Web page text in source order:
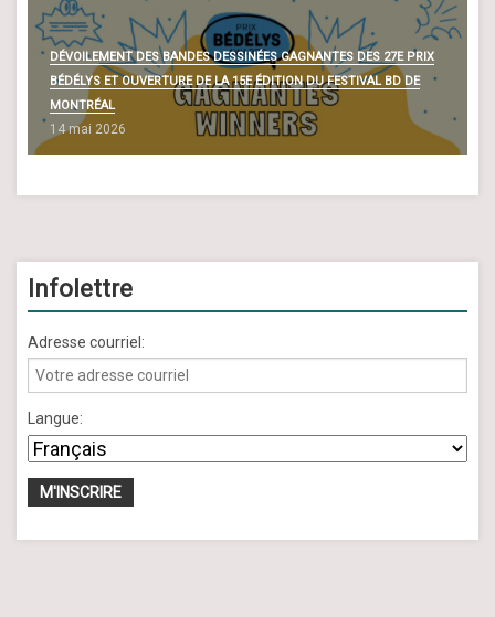
DÉVOILEMENT DES BANDES DESSINÉES GAGNANTES DES 27E PRIX
BÉDÉLYS ET OUVERTURE DE LA 15E ÉDITION DU FESTIVAL BD DE
MONTRÉAL
14 mai 2026
Infolettre
Adresse courriel:
Langue: